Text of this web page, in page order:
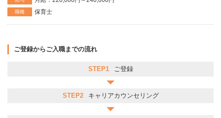
職種 保育士
ご登録からご入職までの流れ
STEP1 ご登録
STEP2 キャリアカウンセリング